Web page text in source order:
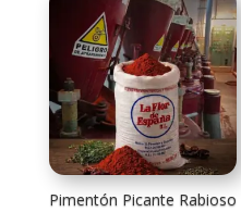
desde
6.62 €
hasta
60.69 €
Pimentón Picante Rabioso